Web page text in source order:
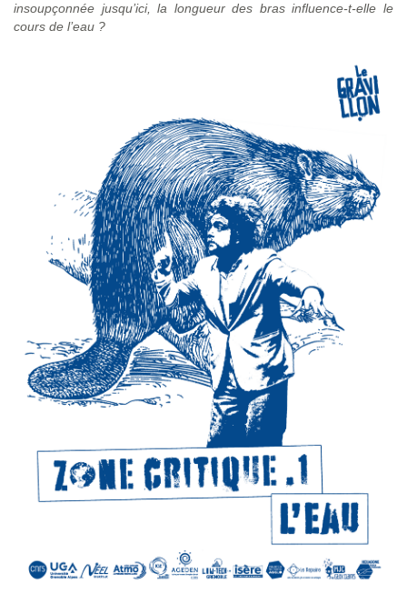
insoupçonnée jusqu’ici, la longueur des bras influence-t-elle le
cours de l’eau ?